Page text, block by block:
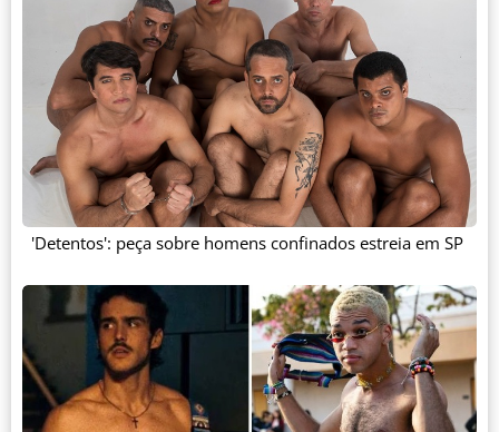
'Detentos': peça sobre homens confinados estreia em SP